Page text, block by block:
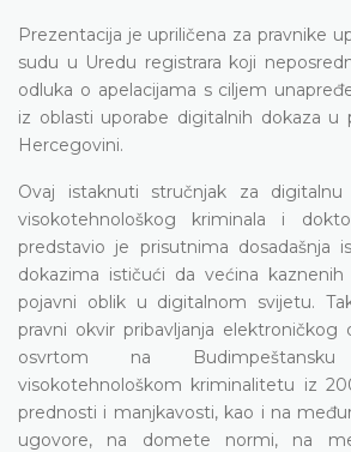
Prezentacija je upriličena za pravnike
sudu u Uredu registrara koji
odluka o apelacijama s ciljem
iz oblasti uporabe digitalnih dokaza u
Hercegovini.
Ovaj istaknuti stručnjak za
visokotehnološkog kriminala i
predstavio je prisutnima dosadašnja
dokazima ističući da većina
pojavni oblik u digitalnom svijetu.
pravni okvir pribavljanja elektroničkog
osvrtom na
visokotehnološkom kriminalitetu iz
prednosti i manjkavosti, kao i na
ugovore, na domete normi, na